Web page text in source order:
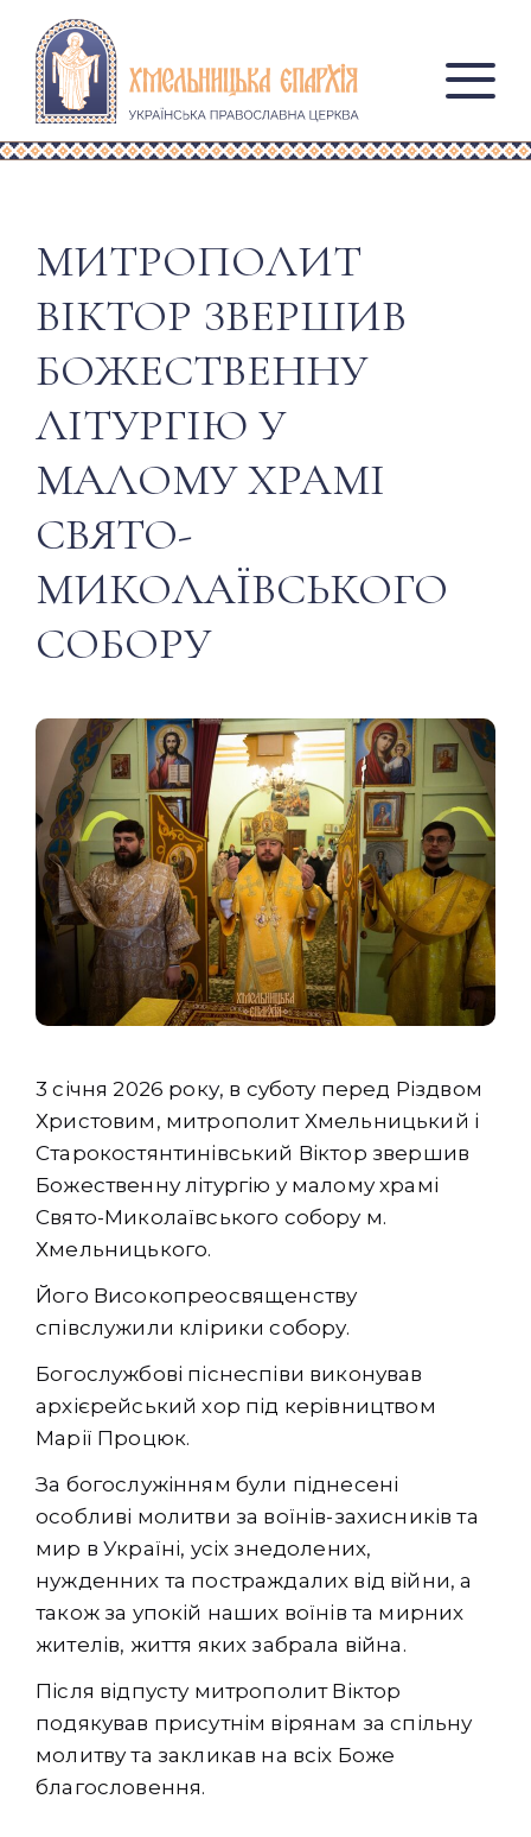
МИТРОПОЛИТ
ВІКТОР ЗВЕРШИВ
БОЖЕСТВЕННУ
ЛІТУРГІЮ У
МАЛОМУ ХРАМІ
СВЯТО-
МИКОЛАЇВСЬКОГО
СОБОРУ
3січня 2026 року, в суботу перед Різдвом
Христовим, митрополит Хмельницький і
Старокостянтинівський Віктор звершив
Божественну літургію у малому храмі
Свято-Миколаївського собору м.
Хмельницького.
Його Високопреосвященству
співслужили клірики собору.
Богослужбові піснеспіви виконував
архієрейський хор під керівництвом
Марії Процюк.
За богослужінням були піднесені
особливі молитви за воїнів-захисників та
мир в Україні, усіх знедолених,
нужденних та постраждалих від війни, а
також за упокій наших воїнів та мирних
жителів, життя яких забрала війна.
Після відпусту митрополит Віктор
подякував присутнім вірянам за спільну
молитву та закликав на всіх Боже
благословення.